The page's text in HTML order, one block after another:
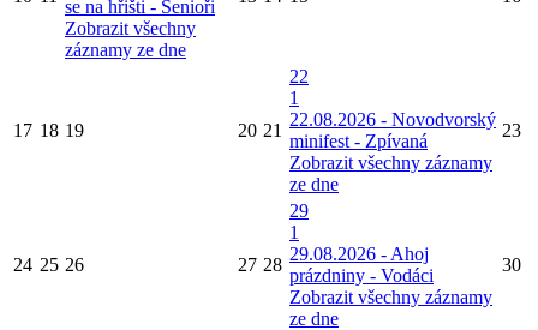
se na hřišti - Senioři
Zobrazit všechny
záznamy ze dne
17 18 19 20 21
22
1
22.08.2026 - Novodvorský
minifest - Zpívaná
Zobrazit všechny záznamy
ze dne
23
24 25 26 27 28
29
1
29.08.2026 - Ahoj
prázdniny - Vodáci
Zobrazit všechny záznamy
ze dne
30